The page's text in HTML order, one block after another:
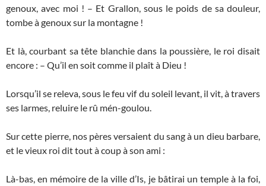
genoux, avec moi ! – Et Grallon, sous le poids de sa douleur,
tombe à genoux sur la montagne !
Et là, courbant sa tête blanchie dans la poussière, le roi disait
encore : – Qu’il en soit comme il plaît à Dieu !
Lorsqu’il se releva, sous le feu vif du soleil levant, il vit, à travers
ses larmes, reluire le rû mén-goulou.
Sur cette pierre, nos pères versaient du sang à un dieu barbare,
et le vieux roi dit tout à coup à son ami :
Là-bas, en mémoire de la ville d’Is, je bâtirai un temple à la foi,